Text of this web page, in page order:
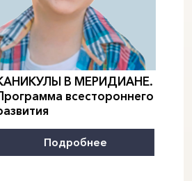
">
В МЕРИДИАНЕ.
всестороннего
Подробнее